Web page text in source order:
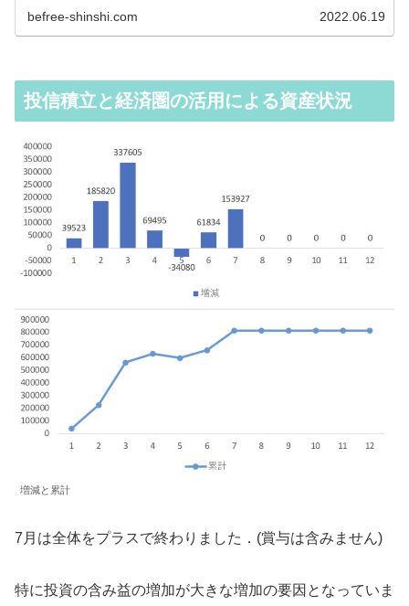
befree-shinshi.com 2022.06.19
投信積立と経済圏の活用による資産状況
増減と累計
7月は全体をプラスで終わりました．(賞与は含みません)
特に投資の含み益の増加が大きな増加の要因となっていま